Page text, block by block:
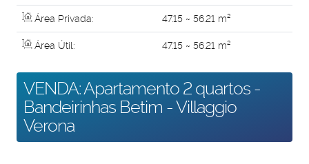
Área Privada: 47.15 ~ 56.21 m²
Área Útil: 47.15 ~ 56.21 m²
VENDA: Apartamento 2 quartos -
Bandeirinhas Betim - Villaggio
Verona